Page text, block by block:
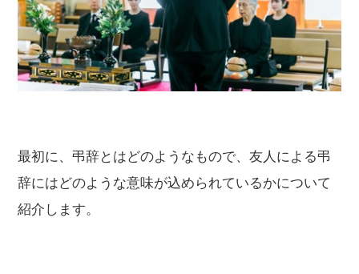
最初に、弔辞とはどのようなもので、友人による弔
辞にはどのような意味が込められているかについて
紹介します。